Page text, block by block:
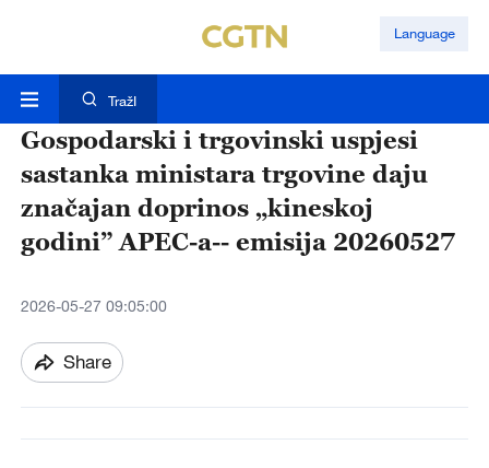
Language
TražI
Gospodarski i trgovinski uspjesi
sastanka ministara trgovine daju
značajan doprinos „kineskoj
godini” APEC-a-- emisija 20260527
2026-05-27 09:05:00
Share